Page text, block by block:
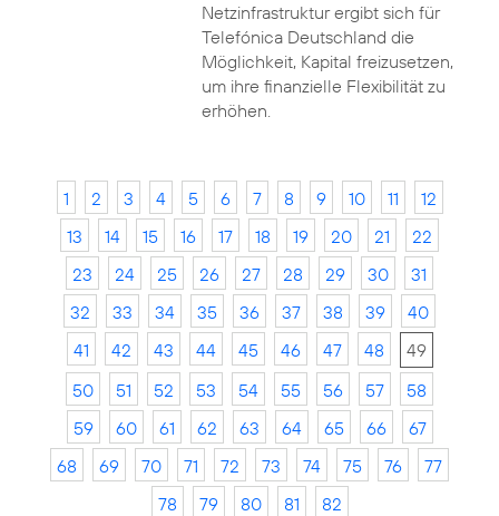
Netzinfrastruktur ergibt sich für
Telefónica Deutschland die
Möglichkeit, Kapital freizusetzen,
um ihre finanzielle Flexibilität zu
erhöhen.
1 2 3 4 5 6 7 8 9 10 11
12
13
14 15 16 17 18 19 20 21
22
23
24 25 26 27 28 29 30
31
32
33 34 35 36 37 38 39
40
41
42 43 44 45 46 47 48
49
50
51 52 53 54 55 56 57
58
59
60 61 62 63 64 65 66
67
68
69 70 71 72 73 74 75 76
77
78
79 80 81 82